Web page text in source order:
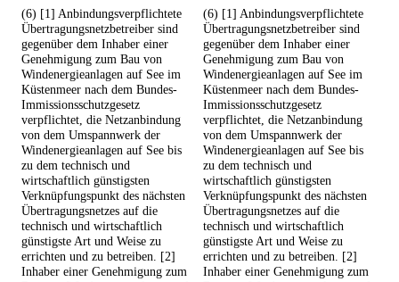
(6) [1] Anbindungsverpflichtete
Übertragungsnetzbetreiber sind
gegenüber dem Inhaber einer
Genehmigung zum Bau von
Windenergieanlagen auf See im
Küstenmeer nach dem Bundes-
Immissionsschutzgesetz
verpflichtet, die Netzanbindung
von dem Umspannwerk der
Windenergieanlagen auf See bis
zu dem technisch und
wirtschaftlich günstigsten
Verknüpfungspunkt des nächsten
Übertragungsnetzes auf die
technisch und wirtschaftlich
günstigste Art und Weise zu
errichten und zu betreiben. [2]
Inhaber einer Genehmigung zum
(6) [1] Anbindungsverpflichtete
Übertragungsnetzbetreiber sind
gegenüber dem Inhaber einer
Genehmigung zum Bau von
Windenergieanlagen auf See im
Küstenmeer nach dem Bundes-
Immissionsschutzgesetz
verpflichtet, die Netzanbindung
von dem Umspannwerk der
Windenergieanlagen auf See bis
zu dem technisch und
wirtschaftlich günstigsten
Verknüpfungspunkt des nächsten
Übertragungsnetzes auf die
technisch und wirtschaftlich
günstigste Art und Weise zu
errichten und zu betreiben. [2]
Inhaber einer Genehmigung zum